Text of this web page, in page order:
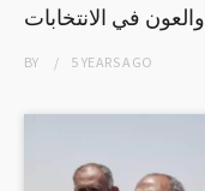
والعون في الانتخابات
BY 5 YEARSAGO